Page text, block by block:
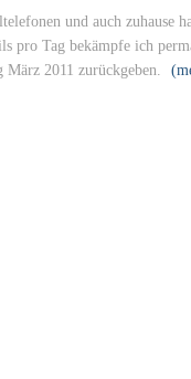
und auch zuhause
Tag bekämpfe ich
2011 zurückgeben.